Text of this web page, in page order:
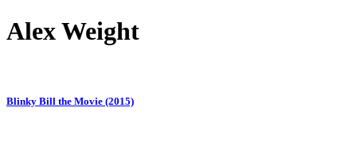
Alex Weight
Blinky Bill the Movie (2015)